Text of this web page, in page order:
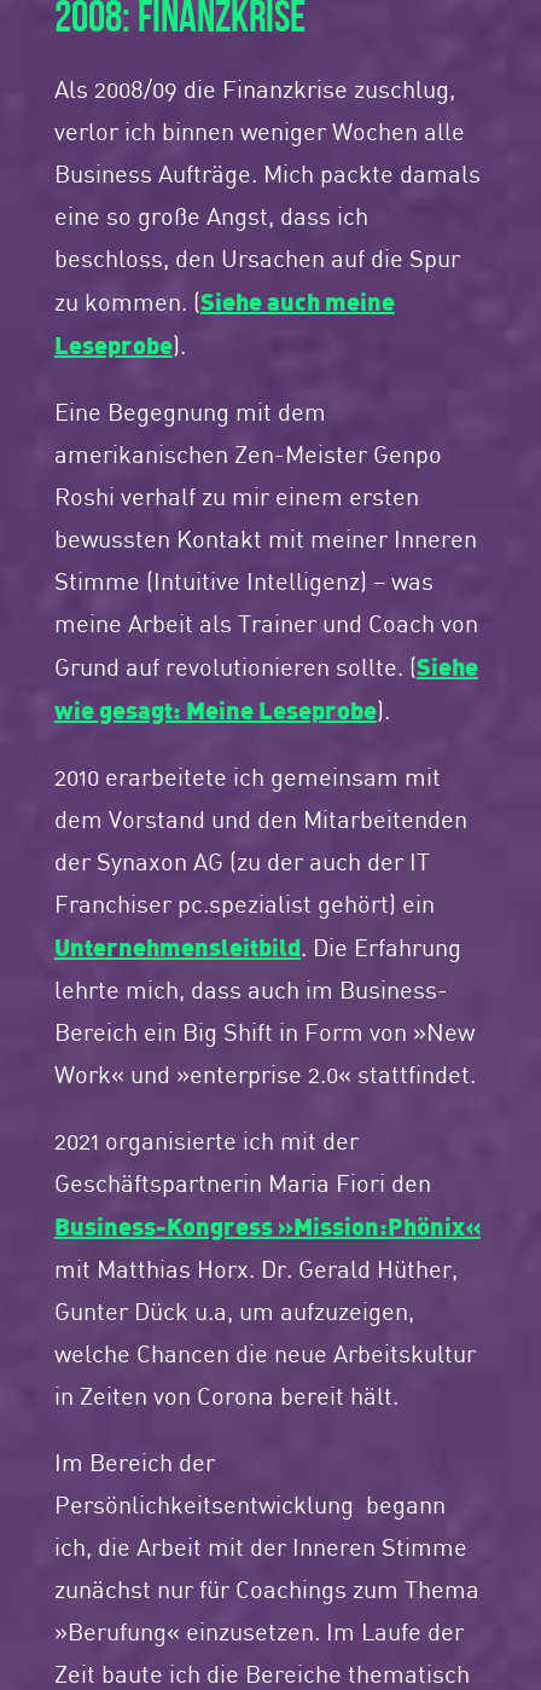
2008: FINANZKRISE
Als 2008/09 die Finanzkrise zuschlug,
verlor ich binnen weniger Wochen alle
Business Aufträge. Mich packte damals
eine so große Angst, dass ich
beschloss, den Ursachen auf die Spur
zu kommen. (Siehe auch meine
Leseprobe).
Eine Begegnung mit dem
amerikanischen Zen-Meister Genpo
Roshi verhalf zu mir einem ersten
bewussten Kontakt mit meiner Inneren
Stimme (Intuitive Intelligenz) – was
meine Arbeit als Trainer und Coach von
Grund auf revolutionieren sollte. (Siehe
wie gesagt: Meine Leseprobe).
2010 erarbeitete ich gemeinsam mit
dem Vorstand und den Mitarbeitenden
der Synaxon AG (zu der auch der IT
Franchiser pc.spezialist gehört) ein
Unternehmensleitbild. Die Erfahrung
lehrte mich, dass auch im Business-
Bereich ein Big Shift in Form von »New
Work« und »enterprise 2.0« stattfindet.
2021 organisierte ich mit der
Geschäftspartnerin Maria Fiori den
Business-Kongress »Mission:Phönix«
mit Matthias Horx. Dr. Gerald Hüther,
Gunter Dück u.a, um aufzuzeigen,
welche Chancen die neue Arbeitskultur
in Zeiten von Corona bereit hält.
Im Bereich der
Persönlichkeitsentwicklung begann
ich, die Arbeit mit der Inneren Stimme
zunächst nur für Coachings zum Thema
»Berufung« einzusetzen. Im Laufe der
Zeit baute ich die Bereiche thematisch